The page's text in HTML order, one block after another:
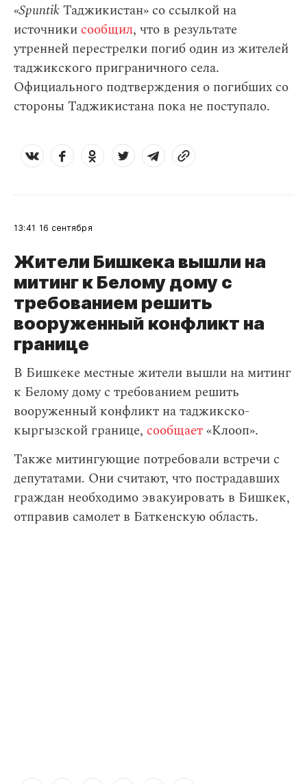
«SpuntikТаджикистан» со ссылкой на
источники сообщил, что в результате
утренней перестрелки погиб один из жителей
таджикского приграничного села.
Официального подтверждения о погибших со
стороны Таджикистана пока не поступало.
13:41 16 сентября
Жители Бишкека вышли на
митинг к Белому дому с
требованием решить
вооруженный конфликт на
границе
В Бишкеке местные жители вышли на митинг
к Белому дому с требованием решить
вооруженный конфликт на таджикско-
кыргызской границе, сообщает«Клооп».
Также митингующие потребовали встречи с
депутатами. Они считают, что пострадавших
граждан необходимо эвакуировать в Бишкек,
отправив самолет в Баткенскую область.